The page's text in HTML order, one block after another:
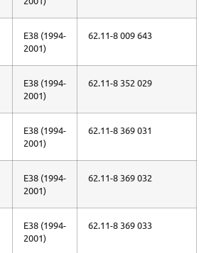
E38 (1994-
2001)
62.11-8 009 643
E38 (1994-
2001)
62.11-8 352 029
E38 (1994-
2001)
62.11-8 369 031
E38 (1994-
2001)
62.11-8 369 032
E38 (1994-
2001)
62.11-8 369 033